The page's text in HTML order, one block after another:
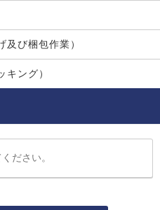
及び梱包作業）
キング）